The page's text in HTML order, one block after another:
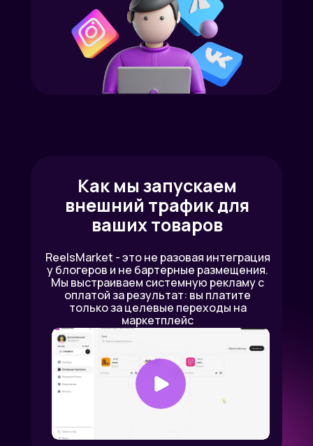
Как мы запускаем
внешний трафик для
ваших товаров
ReelsMarket - это не разовая интеграция
у блогеров и не бартерные размещения.
Мы выстраиваем системную рекламу с
оплатой за результат: вы платите
только за целевые переходы на
маркетплейс